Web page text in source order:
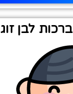
ברכות לבן זוג